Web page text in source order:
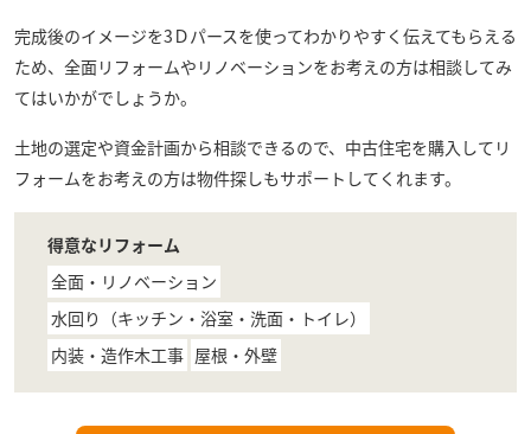
完成後のイメージを3Ｄパースを使ってわかりやすく伝えてもらえる
ため、全面リフォームやリノベーションをお考えの方は相談してみ
てはいかがでしょうか。
土地の選定や資金計画から相談できるので、中古住宅を購入してリ
フォームをお考えの方は物件探しもサポートしてくれます。
得意なリフォーム
全面・リノベーション
水回り（キッチン・浴室・洗面・トイレ）
内装・造作木工事 屋根・外壁